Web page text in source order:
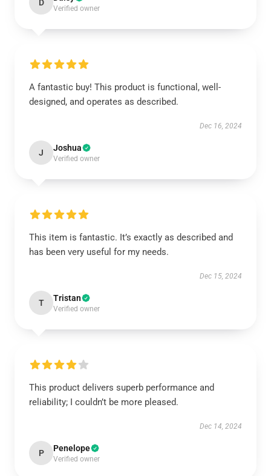
D
Verified owner
A fantastic buy! This product is functional, well-
designed, and operates as described.
Dec 16, 2024
J Joshua
Verified owner
This item is fantastic. It’s exactly as described and
has been very useful for my needs.
Dec 15, 2024
T Tristan
Verified owner
This product delivers superb performance and
reliability; I couldn’t be more pleased.
Dec 14, 2024
P Penelope
Verified owner